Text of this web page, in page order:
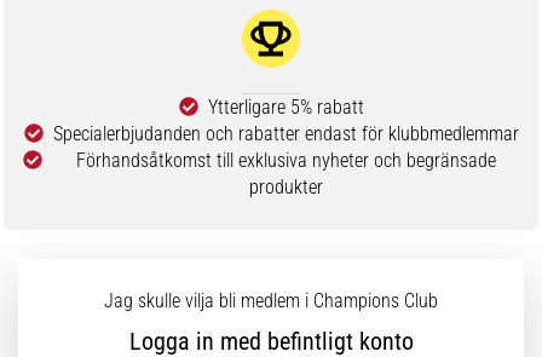
Ytterligare 5% rabatt
Specialerbjudanden och rabatter endast för klubbmedlemmar
Förhandsåtkomst till exklusiva nyheter och begränsade
produkter
Jag skulle vilja bli medlem i Champions Club
Logga in med befintligt konto